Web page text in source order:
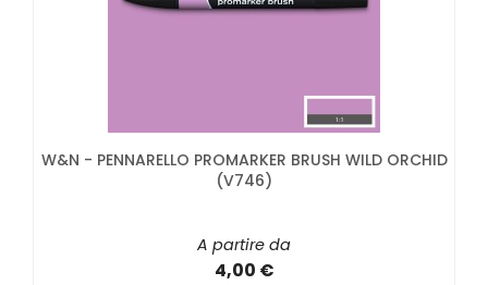
W&N - PENNARELLO PROMARKER BRUSH WILD ORCHID
(V746)
A partire da
4,00 €